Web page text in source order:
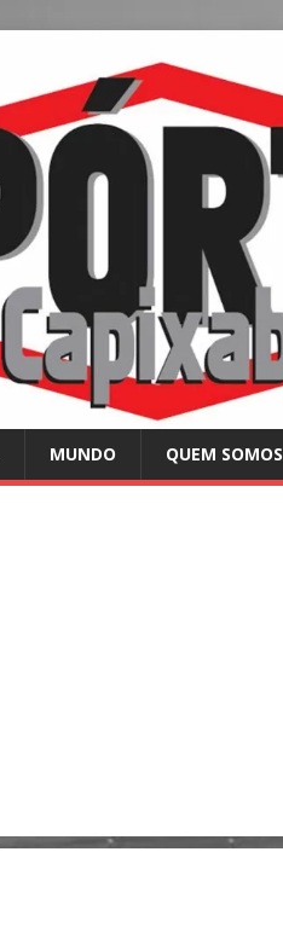
MUNDO QUEM SOMOS